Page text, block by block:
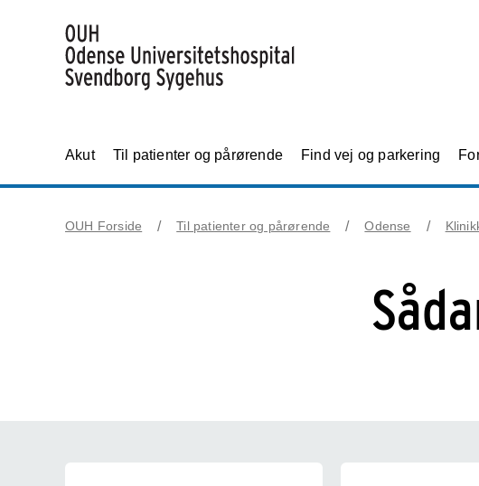
Akut Til patienter og pårørende Find vej og parkering
OUH Forside Til patienter og pårørende Odense